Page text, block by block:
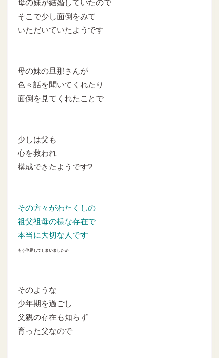
母の妹が結婚していたので
そこで少し面倒をみて
いただいていたようです
母の妹の旦那さんが
色々話を聞いてくれたり
面倒を見てくれたことで
少しは父も
心を救われ
構成できたようです?
その方々がわたくしの
祖父祖母の様な存在で
本当に大切な人です
もう他界してしまいましたが
そのような
少年期を過ごし
父親の存在も知らず
育った父なので